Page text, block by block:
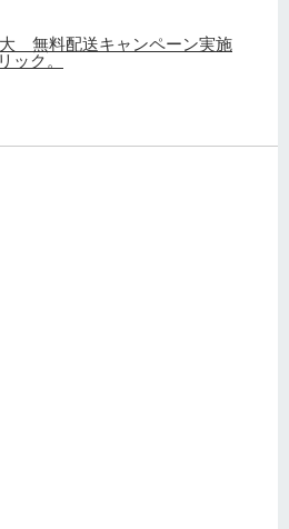
無料配送キャンペーン実施
ック。